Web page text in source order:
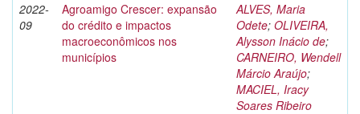
2022-
09
Agroamigo Crescer: expansão
do crédito e impactos
macroeconômicos nos
municípios
ALVES, Maria
Odete; OLIVEIRA,
Alysson Inácio de;
CARNEIRO, Wendell
Márcio Araújo;
MACIEL, Iracy
Soares Ribeiro